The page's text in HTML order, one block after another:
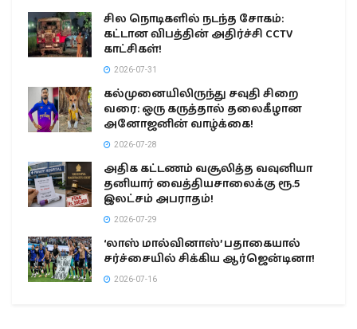
சில நொடிகளில் நடந்த சோகம்:
கட்டான விபத்தின் அதிர்ச்சி CCTV
காட்சிகள்!
2026-07-31
கல்முனையிலிருந்து சவுதி சிறை
வரை: ஒரு கருத்தால் தலைகீழான
அனோஜனின் வாழ்க்கை!
2026-07-28
அதிக கட்டணம் வசூலித்த வவுனியா
தனியார் வைத்தியசாலைக்கு ரூ.5
இலட்சம் அபராதம்!
2026-07-29
‘லாஸ் மால்வினாஸ்’ பதாகையால்
சர்ச்சையில் சிக்கிய ஆர்ஜென்டினா!
2026-07-16